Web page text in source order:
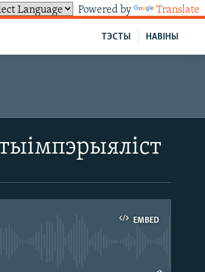
Powered by Translate
НАВІНЫ
ТЭСТЫ
EMBED